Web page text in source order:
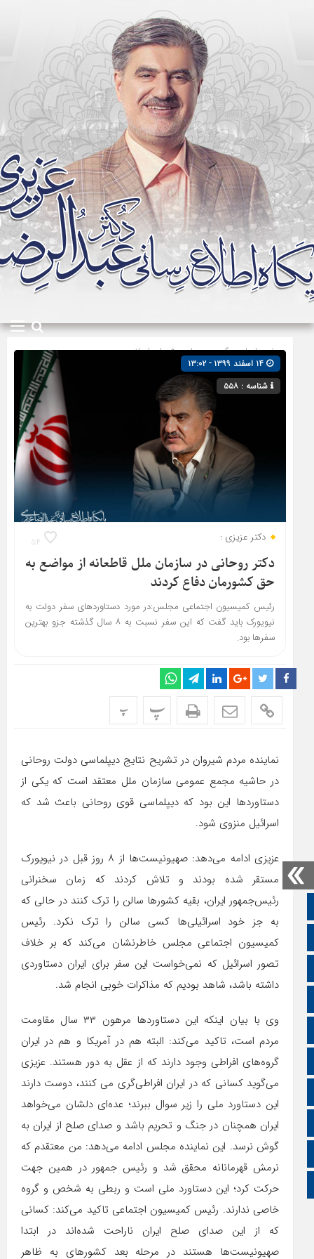
صفحه نخست
تالار گفتمان
اپلیکیشن سایت
اینستاگرام
اطلاعات سایت
زبان انگلیسی
زبان عربی
صفحه اصلی» گروه »مجلس شورای اسلامی
شناسه : ۵۵۸
۵۴ دکتر عزیزی :
دکتر روحانی در سازمان ملل قاطعانه از مواضع به
حق کشورمان دفاع کردند
رئیس کمیسیون اجتماعی مجلس:در مورد دستاوردهای سفر دولت به
نیویورک باید گفت که این سفر نسبت به ۸ سال گذشته جزو بهترین
سفرها بود.
پ پ
نماینده مردم شیروان در تشریح نتایج دیپلماسی دولت روحانی
در حاشیه مجمع عمومی سازمان ملل معتقد است که یکی از
دستاوردها این بود که دیپلماسی قوی روحانی باعث شد که
اسرائیل منزوی شود.
عزیزی ادامه می‌دهد: صهیونیست‌ها از ۸ روز قبل در نیویورک
مستقر شده بودند و تلاش کردند که زمان سخنرانی
رئیس‌جمهور ایران، بقیه کشورها سالن را ترک کنند در حالی که
به جز خود اسرائیلی‌ها کسی سالن را ترک نکرد. رئیس
کمیسیون اجتماعی مجلس خاطرنشان می‌کند که بر خلاف
تصور اسرائیل که نمی‌خواست این سفر برای ایران دستاوردی
داشته باشد، شاهد بودیم که مذاکرات خوبی انجام شد.
وی با بیان اینکه این دستاوردها مرهون ۳۳ سال مقاومت
مردم است، تاکید می‌کند: البته هم در آمریکا و هم در ایران
گروه‌های افراطی وجود دارند که از عقل به دور هستند. عزیزی
می‌گوید کسانی که در ایران افراطی‌گری می کنند، دوست دارند
این دستاورد ملی را زیر سوال ببرند؛ عده‌ای دلشان می‌خواهد
ایران همچنان در جنگ و تحریم باشد و صدای صلح از ایران به
گوش نرسد. این نماینده مجلس ادامه می‌دهد: من معتقدم که
نرمش قهرمانانه محقق شد و رئیس جمهور در همین جهت
حرکت کرد؛ این دستاورد ملی است و ربطی به شخص و گروه
خاصی ندارند. رئیس کمیسیون اجتماعی تاکید می‌کند: کسانی
که از این صدای صلح ایران ناراحت شده‌اند در ابتدا
صهیونیست‌ها هستند در مرحله بعد کشورهای به ظاهر